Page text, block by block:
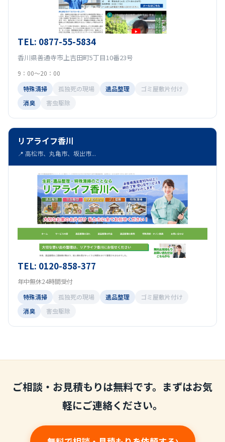
TEL: 0877-55-5834
香川県善通寺市上吉田町5丁目10番23号
9：00～20：00
特殊清掃
孤独死の現場 遺品整理
ゴミ屋敷片付け
消臭
害虫駆除
リアライフ香川
📍 高松市、丸亀市、坂出市...
TEL: 0120-858-377
年中無休24時間受付
特殊清掃
孤独死の現場 遺品整理
ゴミ屋敷片付け
消臭
害虫駆除
ご相談・お見積もりは無料です。まずはお気
軽にご連絡ください。